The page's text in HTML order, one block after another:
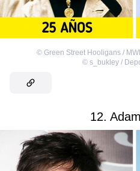
© Green Street Hooligans /
© s_bukley /
12.